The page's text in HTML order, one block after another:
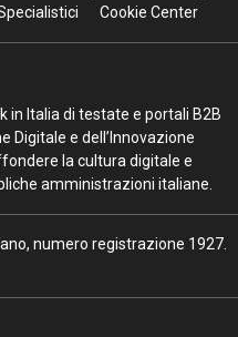
Cookie Center
in Italia di testate e portali B2B
Digitale e dell’Innovazione
la cultura digitale e
amministrazioni italiane.
numero registrazione 1927.